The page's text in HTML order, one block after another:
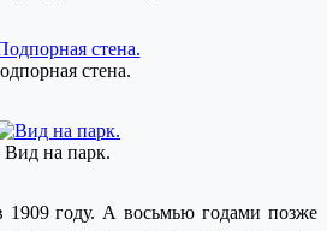
стена.
Вид на парк.
1909 году. А восьмью годами позже